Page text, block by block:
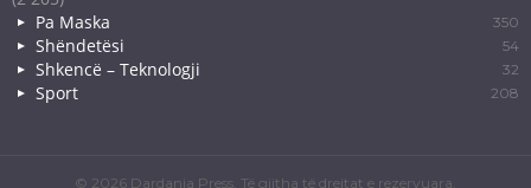
Pa Maska
350
Shëndetësi 54
Shkencë – Teknologji 32
Sport 208
© 2026 Dardania Press. Të gjitha të drejtat e rezervuara.